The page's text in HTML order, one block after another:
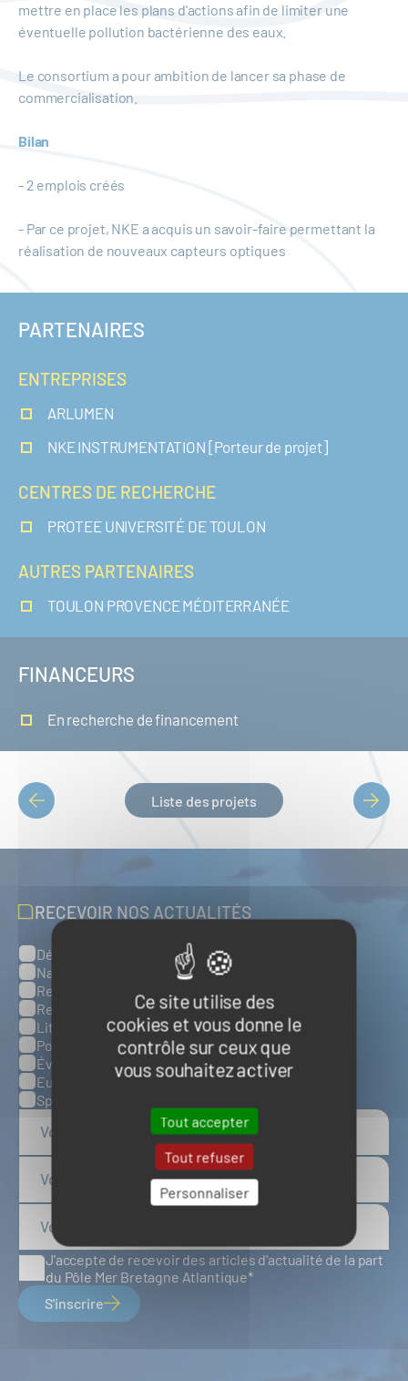
Ce site utilise des
cookies et vous donne le
contrôle sur ceux que
vous souhaitez activer
Tout accepter
Tout refuser
Personnaliser
mettre en place les plans d'actions afin de limiter une
éventuelle pollution bactérienne des eaux.
Le consortium a pour ambition de lancer sa phase de
commercialisation.
Bilan
- 2 emplois créés
- Par ce projet, NKE a acquis un savoir-faire permettant la
réalisation de nouveaux capteurs optiques
PARTENAIRES
ENTREPRISES
ARLUMEN
NKE INSTRUMENTATION [Porteur de projet]
CENTRES DE RECHERCHE
PROTEE UNIVERSITÉ DE TOULON
AUTRES PARTENAIRES
TOULON PROVENCE MÉDITERRANÉE
FINANCEURS
En recherche de financement
PAGINATION
Liste des projets
RECEVOIR NOS ACTUALITÉS
Catégories
Défense, sûreté et sécurité maritimes
Naval et nautisme
Ressources énergétiques et minérales marines
Ressources biologiques marines
Littoral et environnement marins
Ports, infrastructures et logistique
Évènements
Europe
Spatial
J'accepte de recevoir des articles d'actualité de la part
du Pôle Mer Bretagne Atlantique
S'inscrire